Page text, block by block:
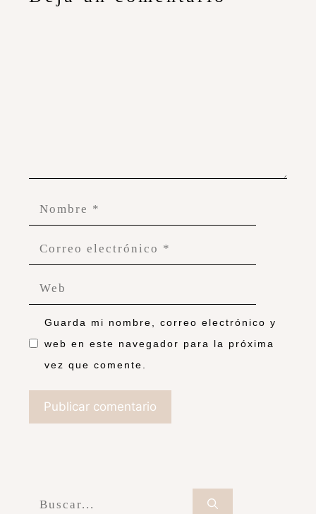
Guarda mi nombre, correo electrónico y
web en este navegador para la próxima
vez que comente.